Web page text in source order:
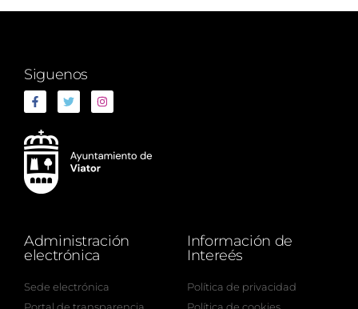
Siguenos
Administración
electrónica
Sede electrónica
Información de
Intereés
Política de privacidad